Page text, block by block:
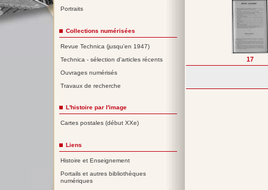
17
Portraits
Collections numérisées
Revue Technica (jusqu'en 1947)
Technica - sélection d'articles récents
Ouvrages numérisés
Travaux de recherche
L'histoire par l'image
Cartes postales (début XXe)
Liens
Histoire et Enseignement
Portails et autres bibliothèques
numériques